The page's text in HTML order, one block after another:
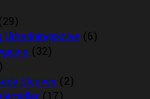
(29)
(6)
(32)
Sleeves (2)